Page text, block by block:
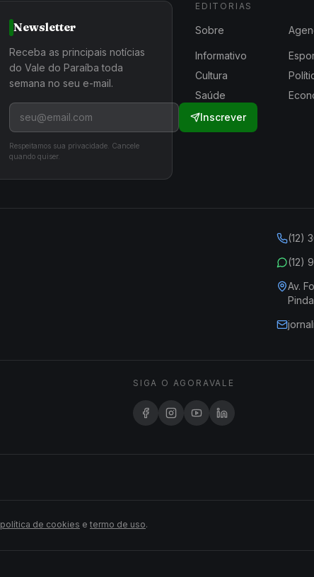
Newsletter
Receba as principais notícias
do Vale do Paraíba toda
semana no seu e-mail.
Inscrever
Respeitamos sua privacidade. Cancele
quando quiser.
EDITORIAS
Sobre
Informativo
Cultura
Saúde
(12)
(12)
Av.
SIGA O AGORAVALE
política de cookies e termo de uso.